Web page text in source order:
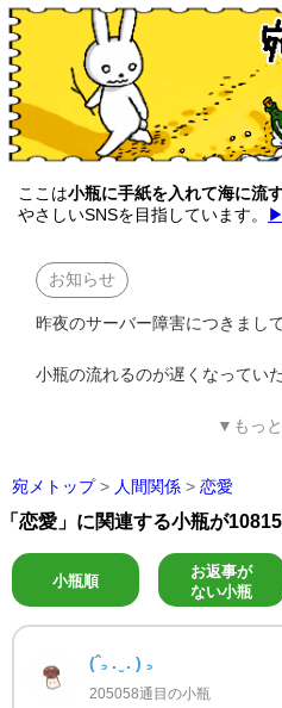
ここは小瓶に手紙を入れて海に流
やさしいSNSを目指しています。
お知らせ
昨夜のサーバー障害につきまし
小瓶の流れるのが遅くなってい
▼もっ
宛メトップ > 人間関係 > 恋愛
「恋愛」に関連する小瓶が
小瓶順
お返事が
ない小瓶
(ˆ꜆ . ̫ . ) ꜆
205058通目の小瓶